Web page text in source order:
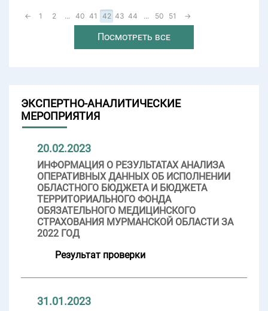
← 1 2 ... 40 41 42 43 44 ... 50 51 →
Посмотреть все
ЭКСПЕРТНО-АНАЛИТИЧЕСКИЕ
МЕРОПРИЯТИЯ
20.02.2023
ИНФОРМАЦИЯ О РЕЗУЛЬТАТАХ АНАЛИЗА
ОПЕРАТИВНЫХ ДАННЫХ ОБ ИСПОЛНЕНИИ
ОБЛАСТНОГО БЮДЖЕТА И БЮДЖЕТА
ТЕРРИТОРИАЛЬНОГО ФОНДА
ОБЯЗАТЕЛЬНОГО МЕДИЦИНСКОГО
СТРАХОВАНИЯ МУРМАНСКОЙ ОБЛАСТИ ЗА
2022 ГОД
Результат проверки
31.01.2023